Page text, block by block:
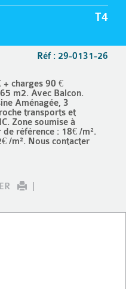
T4
Réf : 29-0131-26
+ charges 90 €
m2. Avec Balcon.
Aménagée, 3
transports et
Zone soumise à
référence : 18€ /m².
/m². Nous contacter